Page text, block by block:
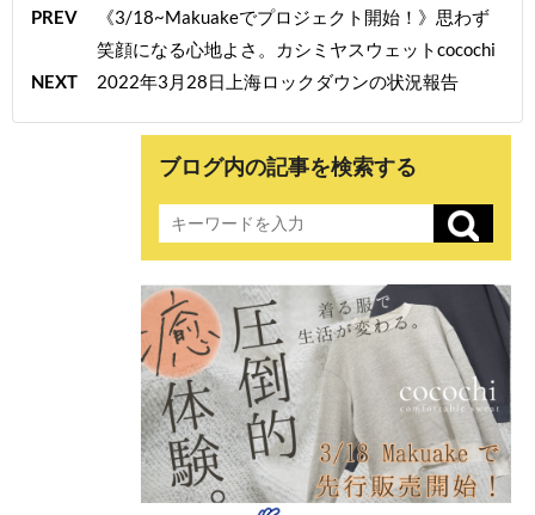
PREV
《3/18~Makuakeでプロジェクト開始！》思わず
笑顔になる心地よさ。カシミヤスウェットcocochi
NEXT
2022年3月28日上海ロックダウンの状況報告
ブログ内の記事を検索する